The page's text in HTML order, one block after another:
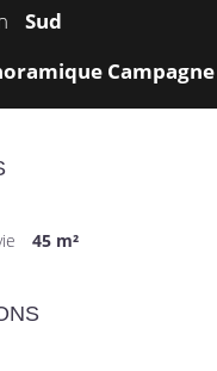
Sud
Campagne
45 m²